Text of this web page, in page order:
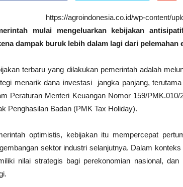
https://agroindonesia.co.id/wp-content/
mulai mengeluarkan kebijakan
dampak buruk lebih dalam lagi dari
terbaru yang dilakukan pemerintah adalah
menarik dana investasi jangka panjang,
Peraturan Menteri Keuangan Nomor 159/
Penghasilan Badan (PMK Tax Holiday).
optimistis, kebijakan itu mempercepat
sektor industri selanjutnya. Dalam konteks
nilai strategis bagi perekonomian nasional,